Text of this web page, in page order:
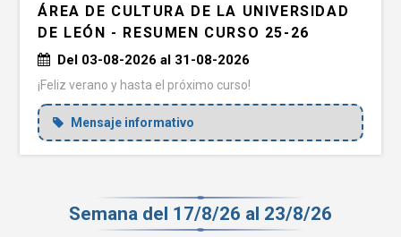
ÁREA DE CULTURA DE LA UNIVERSIDAD
DE LEÓN - RESUMEN CURSO 25-26
Del 03-08-2026 al 31-08-2026
¡Feliz verano y hasta el próximo curso!
Mensaje informativo
Semana del 17/8/26 al 23/8/26